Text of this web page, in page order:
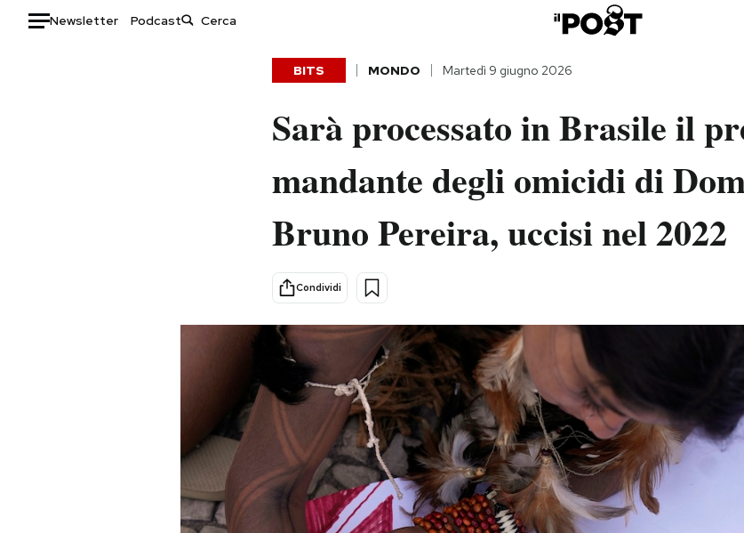
Newsletter Podcast
Storie/Idee
Altrecose
Mondiali calcio 2026
BITS MONDO Martedì 9 giugno 2026
Sarà processato in Brasile il
mandante degli omicidi di
Bruno Pereira, uccisi nel 2022
Condividi